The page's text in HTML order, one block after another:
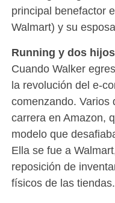
principal benefactor
Walmart) y su
Running y dos hijos
Cuando Walker
la revolución del e-
comenzando. Varios
carrera en Amazon,
modelo que
Ella se fue a
reposición de
físicos de las tiendas.